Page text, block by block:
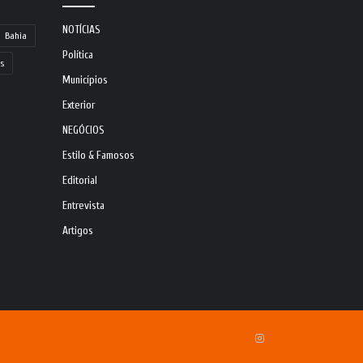
Bahia
NOTÍCIAS
Política
Municípios
Exterior
NEGÓCIOS
Estilo & Famosos
Editorial
Entrevista
Artigos
Instagram